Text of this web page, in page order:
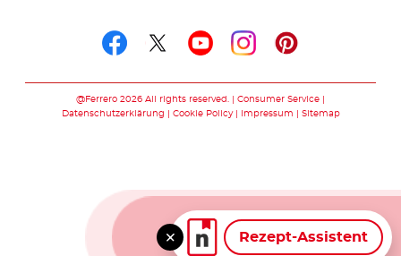
Rezept-Assistent
@Ferrero 2026 All rights reserved.
Consumer Service
Datenschutzerklärung
Cookie Policy Impressum Sitemap